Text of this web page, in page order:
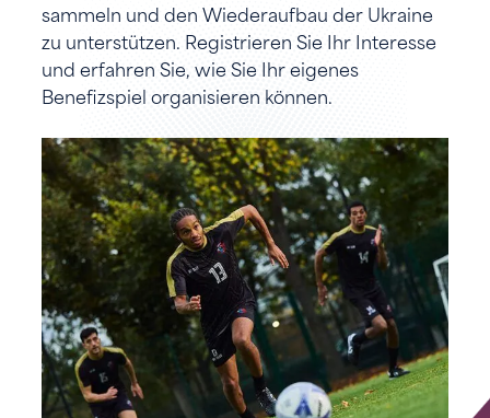
sammeln und den Wiederaufbau der Ukraine
zu unterstützen. Registrieren Sie Ihr Interesse
und erfahren Sie, wie Sie Ihr eigenes
Benefizspiel organisieren können.